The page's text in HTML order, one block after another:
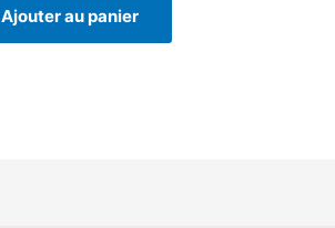
Ajouter au panier